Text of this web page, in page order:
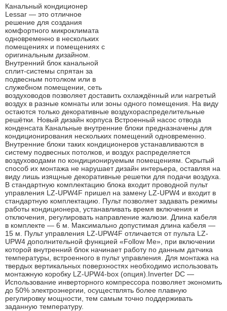
Канальный кондиционер
Lessar — это отличное
решение для создания
комфортного микроклимата
одновременно в нескольких
помещениях и помещениях с
оригинальным дизайном.
Внутренний блок канальной
сплит-системы спрятан за
подвесным потолком или в
служебном помещении, сеть
воздуховодов позволяет доставить охлаждённый или нагретый
воздух в разные комнаты или зоны одного помещения. На виду
остаются только декоративные воздухораспределительные
решётки. Новый дизайн корпуса Встроенный насос отвода
конденсата Канальные внутренние блоки предназначены для
кондиционирования нескольких помещений одновременно.
Внутренние блоки таких кондиционеров устанавливаются в
систему подвесных потолков, и воздух распределяется
воздуховодами по кондиционируемым помещениям. Скрытый
способ их монтажа не нарушает дизайн интерьера, оставляя на
виду лишь изящные декоративные решетки для подачи воздуха.
В стандартную комплектацию блока входит проводной пульт
управления LZ-UPW4F пришел на замену LZ-UPW4 и входит в
стандартную комплектацию. Пульт позволяет задавать режимы
работы кондиционера, устанавливать время включения и
отключения, регулировать направление жалюзи. Длина кабеля
в комплекте — 6 м. Максимально допустимая длина кабеля —
15 м. Пульт управления LZ-UPW4F отличается от пульта LZ-
UPW4 дополнительной функцией «Follow Me», при включении
которой внутренний блок начинает работу по данным датчика
температуры, встроенного в пульт управления. Для монтажа на
твердых вертикальных поверхностях необходимо использовать
монтажную коробку LZ-UPW4-box (опция).Inverter DC —
Использование инверторного компрессора позволяет экономить
до 50% электроэнергии, осуществлять более плавную
регулировку мощности, тем самым точно поддерживать
заданную температуру.